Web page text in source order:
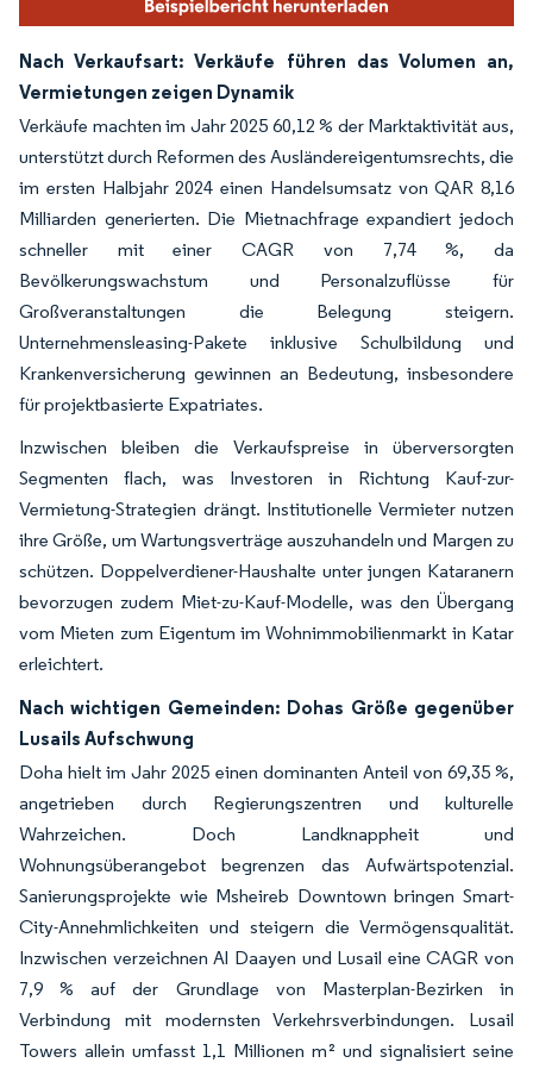
Nach Verkaufsart: Verkäufe führen das Volumen an,
Vermietungen zeigen Dynamik
Verkäufe machten im Jahr 2025 60,12 % der Marktaktivität aus,
unterstützt durch Reformen des Ausländereigentumsrechts, die
im ersten Halbjahr 2024 einen Handelsumsatz von QAR 8,16
Milliarden generierten. Die Mietnachfrage expandiert jedoch
schneller mit einer CAGR von 7,74 %, da
Bevölkerungswachstum und Personalzuflüsse für
Großveranstaltungen die Belegung steigern.
Unternehmensleasing-Pakete inklusive Schulbildung und
Krankenversicherung gewinnen an Bedeutung, insbesondere
für projektbasierte Expatriates.
Inzwischen bleiben die Verkaufspreise in überversorgten
Segmenten flach, was Investoren in Richtung Kauf-zur-
Vermietung-Strategien drängt. Institutionelle Vermieter nutzen
ihre Größe, um Wartungsverträge auszuhandeln und Margen zu
schützen. Doppelverdiener-Haushalte unter jungen Kataranern
bevorzugen zudem Miet-zu-Kauf-Modelle, was den Übergang
vom Mieten zum Eigentum im Wohnimmobilienmarkt in Katar
erleichtert.
Nach wichtigen Gemeinden: Dohas Größe gegenüber
Lusails Aufschwung
Doha hielt im Jahr 2025 einen dominanten Anteil von 69,35 %,
angetrieben durch Regierungszentren und kulturelle
Wahrzeichen. Doch Landknappheit und
Wohnungsüberangebot begrenzen das Aufwärtspotenzial.
Sanierungsprojekte wie Msheireb Downtown bringen Smart-
City-Annehmlichkeiten und steigern die Vermögensqualität.
Inzwischen verzeichnen Al Daayen und Lusail eine CAGR von
7,9 % auf der Grundlage von Masterplan-Bezirken in
Verbindung mit modernsten Verkehrsverbindungen. Lusail
Towers allein umfasst 1,1 Millionen m² und signalisiert seine